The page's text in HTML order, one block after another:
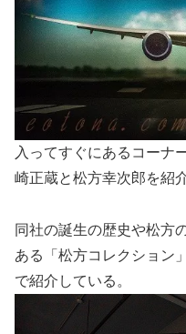
入ってすぐにあるコーナ
崎正蔵と松方幸次郎を紹
同社の誕生の歴史や松方
ある「松方コレクション
で紹介している。